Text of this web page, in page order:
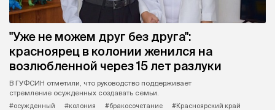
"Уже не можем друг без друга":
красноярец в колонии женился на
возлюбленной через 15 лет разлуки
В ГУФСИН отметили, что руководство поддерживает
стремление осужденных создавать семьи.
#осужденный
#колония #бракосочетание
#Красноярский край